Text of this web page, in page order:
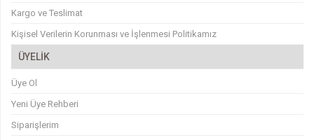
Kargo ve Teslimat
Kişisel Verilerin Korunması ve İşlenmesi Politikamız
ÜYELİK
Üye Ol
Yeni Üye Rehberi
Siparişlerim